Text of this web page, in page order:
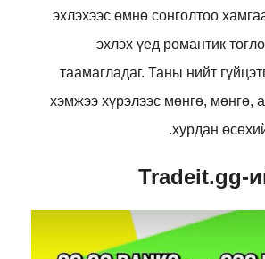
эхлэхээс өмнө сонголтоо
эхлэх үед романтик
таамагладаг. Таны нийт
хэмжээ хүрэлээс мөнгө, мөнгө,
хурдан
Tradeit.gg-